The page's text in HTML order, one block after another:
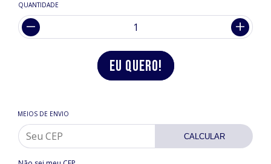
QUANTIDADE
MEIOS DE ENVIO
CALCULAR